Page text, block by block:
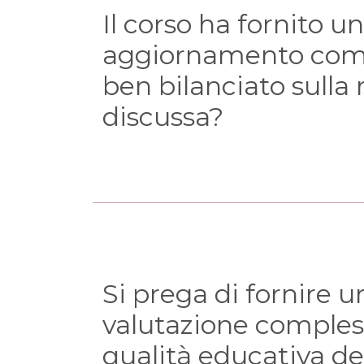
Il corso ha fornito un
aggiornamento
ben bilanciato sulla
discussa?
(domanda
Si prega di fornire
valutazione
qualità educativa
(domanda